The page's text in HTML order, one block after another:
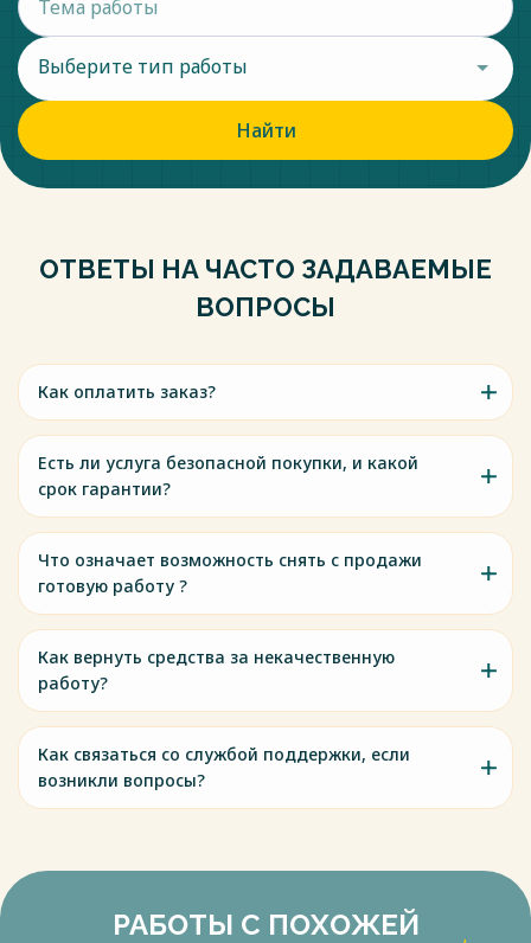
Выберите тип работы
Найти
ОТВЕТЫ НА ЧАСТО ЗАДАВАЕМЫЕ
ВОПРОСЫ
Как оплатить заказ?
Есть ли услуга безопасной покупки, и какой
срок гарантии?
Что означает возможность снять с продажи
готовую работу ?
Как вернуть средства за некачественную
работу?
Как связаться со службой поддержки, если
возникли вопросы?
РАБОТЫ С ПОХОЖЕЙ